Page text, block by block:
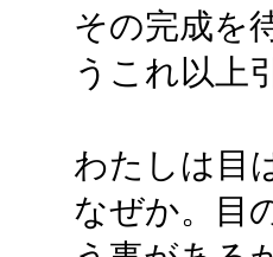
その完成を
うこれ以上
わたしは目
なぜか。目